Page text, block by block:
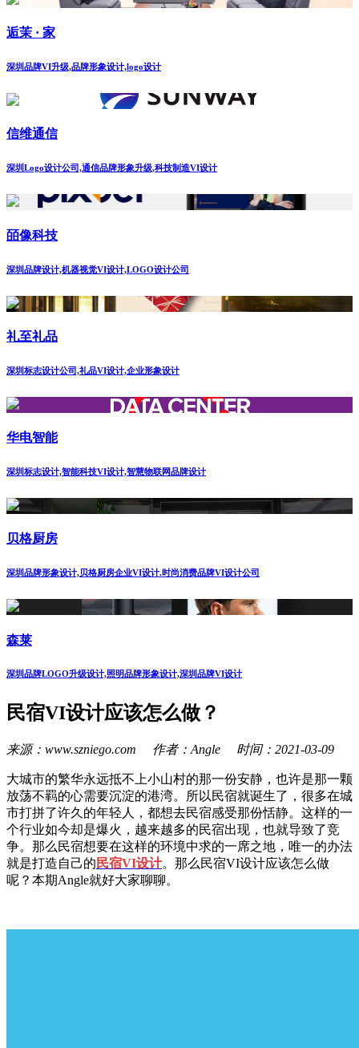
逅茉 · 家
深圳品牌VI升级,品牌形象设计,logo设计
信维通信
深圳Logo设计公司,通信品牌形象升级,科技制造VI设计
皕像科技
深圳品牌设计,机器视觉VI设计,LOGO设计公司
礼至礼品
深圳标志设计公司,礼品VI设计,企业形象设计
华电智能
深圳标志设计,智能科技VI设计,智慧物联网品牌设计
贝格厨房
深圳品牌形象设计,贝格厨房企业VI设计.时尚消费品牌VI设计公司
森莱
深圳品牌LOGO升级设计,照明品牌形象设计,深圳品牌VI设计
民宿VI设计应该怎么做？
来源：www.szniego.com 作者：Angle 时间：2021-03-09
大城市的繁华永远抵不上小山村的那一份安静，也许是那一颗
放荡不羁的心需要沉淀的港湾。所以民宿就诞生了，很多在城
市打拼了许久的年轻人，都想去民宿感受那份恬静。这样的一
个行业如今却是爆火，越来越多的民宿出现，也就导致了竞
争。那么民宿想要在这样的环境中求的一席之地，唯一的办法
就是打造自己的 民宿VI设计。那么民宿VI设计应该怎么做
呢？本期Angle就好大家聊聊。